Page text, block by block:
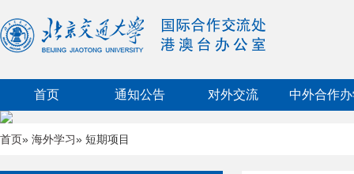
首页 通知公告 对外交流 中外合作
首页» 海外学习» 短期项目